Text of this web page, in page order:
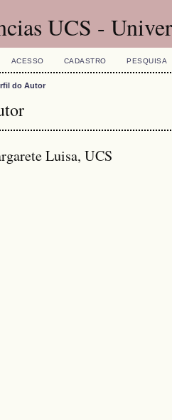
UCS -
ACESSO CADASTRO PESQUISA
do Autor
Luisa, UCS